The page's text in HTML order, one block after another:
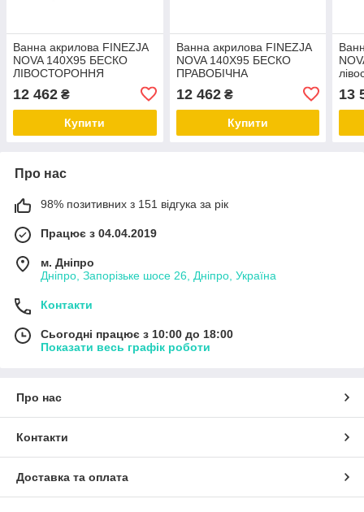
Ванна акрилова FINEZJA
NOVA 140Х95 БЕСКО
ЛІВОСТОРОННЯ
12 462 ₴
Купити
Ванна акрилова FINEZJA
NOVA 140Х95 БЕСКО
ПРАВОБІЧНА
12 462₴
Купити
13
Про нас
98% позитивних з 151 відгука за рік
Працює з 04.04.2019
м. Дніпро
Дніпро, Запорізьке шосе 26, Дніпро, Україна
Контакти
Сьогодні працює з 10:00 до 18:00
Показати весь графік роботи
Про нас
Контакти
Доставка та оплата